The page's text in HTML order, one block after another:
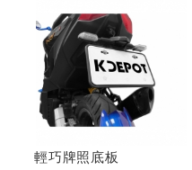
輕巧牌照底板